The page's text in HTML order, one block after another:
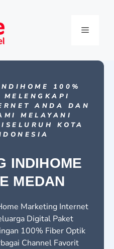
100%
ANDA DAN
MELAYANI
KOTA
INDIHOME
MEDAN
Marketing Internet
Digital Paket
100% Fiber Optik
Channel Favorit